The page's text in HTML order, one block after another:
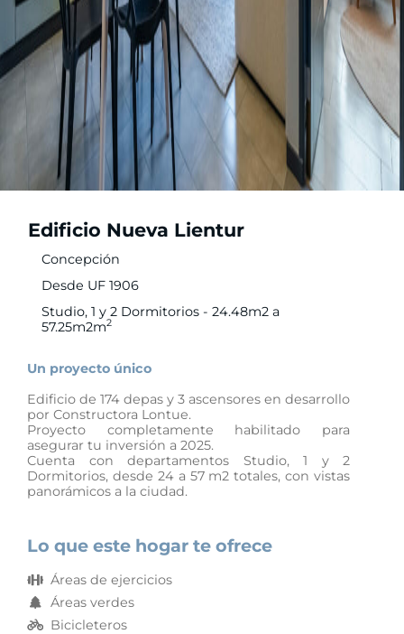
Edificio Nueva Lientur
Concepción
Desde UF 1906
Studio, 1 y 2 Dormitorios - 24.48m2 a
57.25m2m2
Un proyecto único
Edificio de 174 depas y 3 ascensores en desarrollo
por Constructora Lontue.
Proyecto completamente habilitado para
asegurar tu inversión a 2025.
Cuenta con departamentos Studio, 1 y 2
Dormitorios, desde 24 a 57 m2 totales, con vistas
panorámicos a la ciudad.
Lo que este hogar te ofrece
Áreas de ejercicios
Áreas verdes
Bicicleteros